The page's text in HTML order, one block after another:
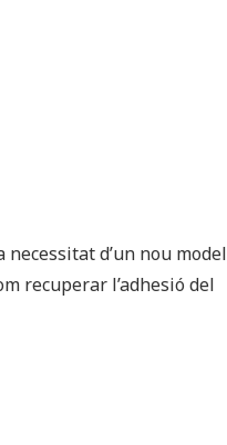
d’un nou model
recuperar l’adhesió del